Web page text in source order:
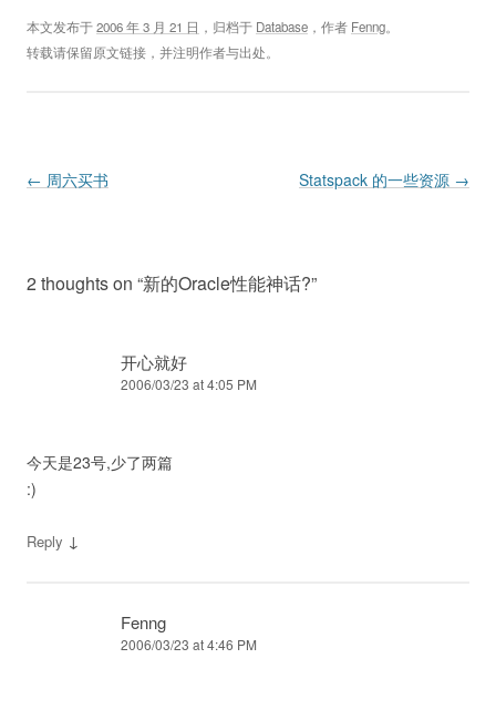
本文发布于2006 年 3 月 21 日 ，归档于 Database ，作者 Fenng。
转载请保留原文链接，并注明作者与出处。
Post navigation
← 周六买书 Statspack 的一些资源 →
2 thoughts on “新的Oracle性能神话?”
开心就好
2006/03/23 at 4:05 PM
今天是23号,少了两篇
:)
Reply ↓
Fenng
2006/03/23 at 4:46 PM